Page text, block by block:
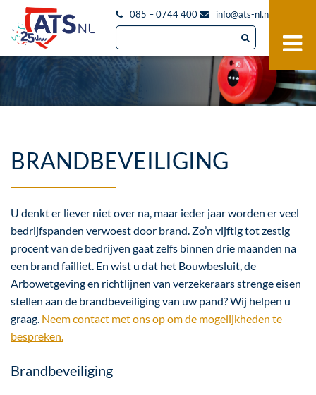
085 – 0744 400 info@ats-nl.nl
BRANDBEVEILIGING
U denkt er liever niet over na, maar ieder jaar worden er veel
bedrijfspanden verwoest door brand. Zo’n vijftig tot zestig
procent van de bedrijven gaat zelfs binnen drie maanden na
een brand failliet. En wist u dat het Bouwbesluit, de
Arbowetgeving en richtlijnen van verzekeraars strenge eisen
stellen aan de brandbeveiliging van uw pand? Wij helpen u
graag. Neem contact met ons op om de mogelijkheden te
bespreken.
Brandbeveiliging